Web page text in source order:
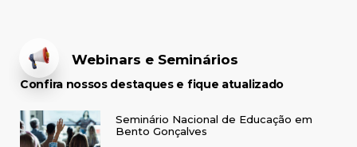
Webinars e Seminários
Confira nossos destaques e fique atualizado
Seminário Nacional de Educação em
Bento Gonçalves